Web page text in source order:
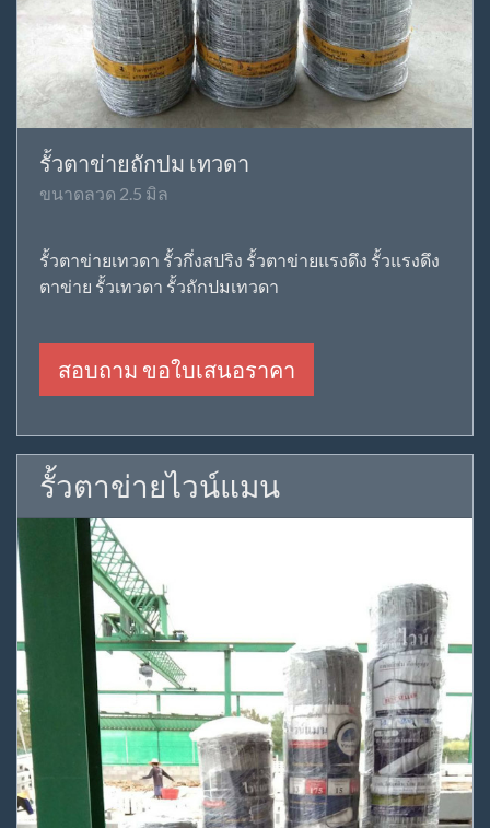
รั้วตาข่ายถักปม เทวดา
ขนาดลวด 2.5 มิล
รั้วตาข่ายเทวดา รั้วกึ่งสปริง รั้วตาข่ายแรงดึง รั้วแรงดึง
ตาข่าย รั้วเทวดา รั้วถักปมเทวดา
สอบถาม ขอใบเสนอราคา
รั้วตาข่ายไวน์แมน